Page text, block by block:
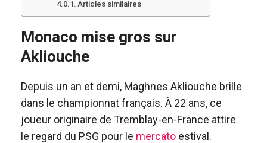
Articles similaires
Monaco mise gros sur
Akliouche
Depuis un an et demi, Maghnes Akliouche brille
dans le championnat français. À 22 ans, ce
joueur originaire de Tremblay-en-France attire
le regard du PSG pour le mercato estival.